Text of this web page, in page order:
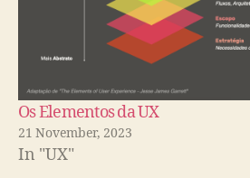
Os Elementos da UX
21 November, 2023
In "UX"